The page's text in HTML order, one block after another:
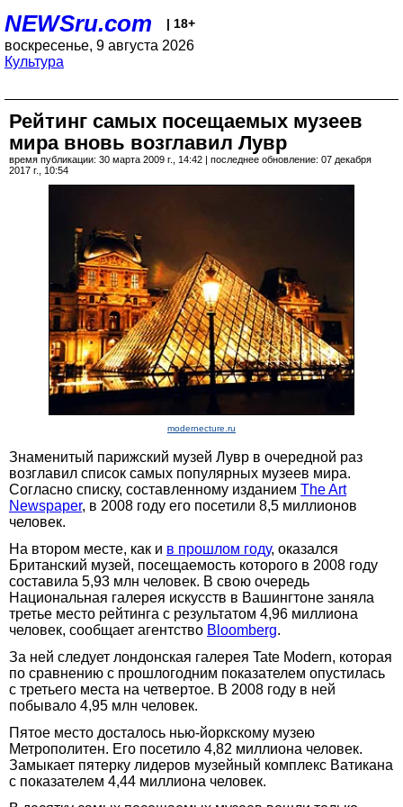
NEWSru.com | 18+
воскресенье, 9 августа 2026
Культура
Рейтинг самых посещаемых музеев
мира вновь возглавил Лувр
время публикации: 30 марта 2009 г., 14:42 | последнее обновление: 07 декабря
2017 г., 10:54
modernecture.ru
Знаменитый парижский музей Лувр в очередной раз
возглавил список самых популярных музеев мира.
Согласно списку, составленному изданием The Art
Newspaper, в 2008 году его посетили 8,5 миллионов
человек.
На втором месте, как и в прошлом году, оказался
Британский музей, посещаемость которого в 2008 году
составила 5,93 млн человек. В свою очередь
Национальная галерея искусств в Вашингтоне заняла
третье место рейтинга с результатом 4,96 миллиона
человек, сообщает агентство Bloomberg.
За ней следует лондонская галерея Tate Modern, которая
по сравнению с прошлогодним показателем опустилась
с третьего места на четвертое. В 2008 году в ней
побывало 4,95 млн человек.
Пятое место досталось нью-йоркскому музею
Метрополитен. Его посетило 4,82 миллиона человек.
Замыкает пятерку лидеров музейный комплекс Ватикана
с показателем 4,44 миллиона человек.